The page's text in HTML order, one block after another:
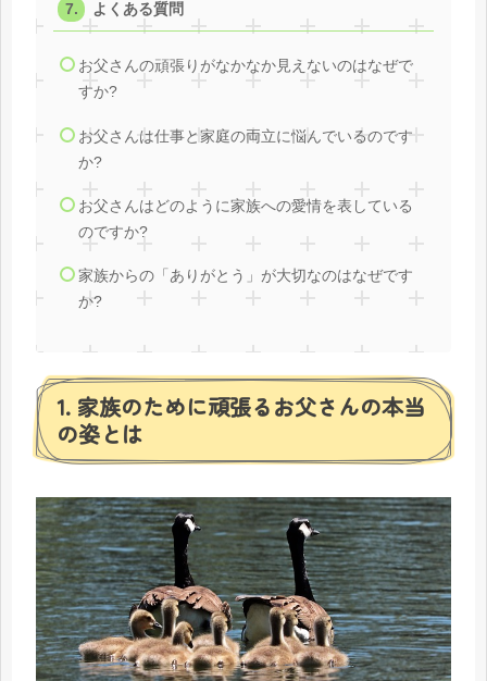
よくある質問
お父さんの頑張りがなかなか見えないのはなぜで
すか?
お父さんは仕事と家庭の両立に悩んでいるのです
か?
お父さんはどのように家族への愛情を表している
のですか?
家族からの「ありがとう」が大切なのはなぜです
か?
1. 家族のために頑張るお父さんの本当
の姿とは